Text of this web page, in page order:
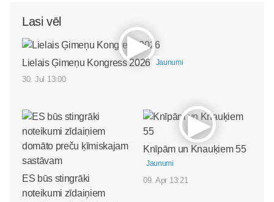
Lasi vēl
Lielais Ģimeņu Kongress 2026 Jaunumi
30. Jul 13:00
ES būs stingrāki
noteikumi zīdaiņiem
Knīpām un Knauķiem 55
Jaunumi
09. Apr 13:21